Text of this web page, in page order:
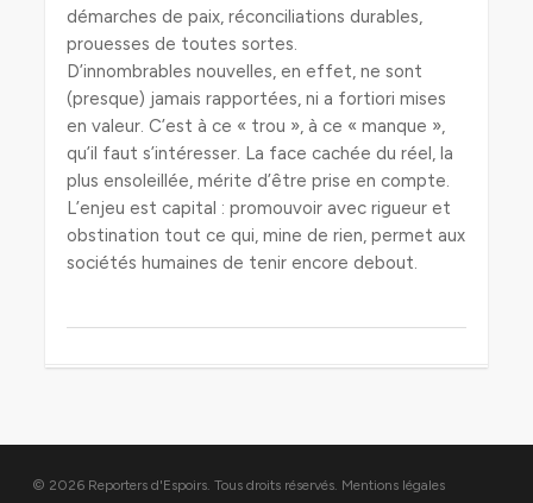
démarches de paix, réconciliations durables,
prouesses de toutes sortes.
D’innombrables nouvelles, en effet, ne sont
(presque) jamais rapportées, ni a fortiori mises
en valeur. C’est à ce « trou », à ce « manque »,
qu’il faut s’intéresser. La face cachée du réel, la
plus ensoleillée, mérite d’être prise en compte.
L’enjeu est capital : promouvoir avec rigueur et
obstination tout ce qui, mine de rien, permet aux
sociétés humaines de tenir encore debout.
© 2026 Reporters d'Espoirs. Tous droits réservés. Mentions légales